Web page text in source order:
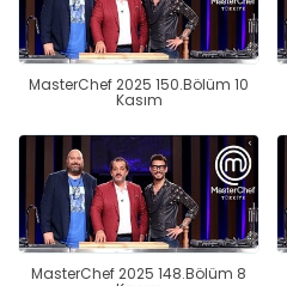
MasterChef 2025 150.Bölüm 10
Kasım
MasterChef 2025 148.Bölüm 8